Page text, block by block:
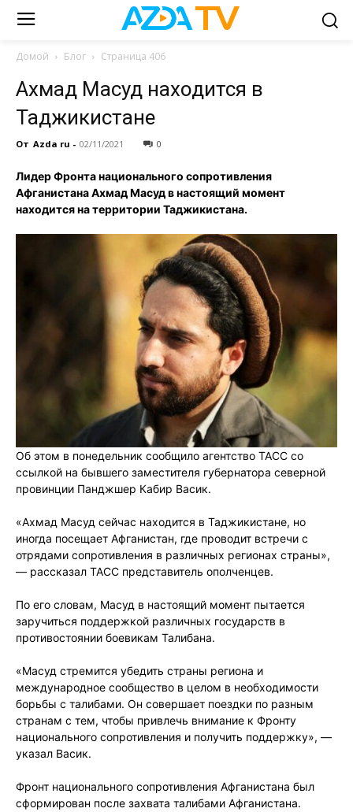
Домой Блог Страница 406
Ахмад Масуд находится в
Таджикистане
От Azda ru - 02/11/2021 0
Лидер Фронта национального сопротивления
Афганистана Ахмад Масуд в настоящий момент
находится на территории Таджикистана.
Об этом в понедельник сообщило агентство ТАСС со
ссылкой на бывшего заместителя губернатора северной
провинции Панджшер Кабир Васик.
«Ахмад Масуд сейчас находится в Таджикистане, но
иногда посещает Афганистан, где проводит встречи с
отрядами сопротивления в различных регионах страны»,
— рассказал ТАСС представитель ополченцев.
По его словам, Масуд в настоящий момент пытается
заручиться поддержкой различных государств в
противостоянии боевикам Талибана.
«Масуд стремится убедить страны региона и
международное сообщество в целом в необходимости
борьбы с талибами. Он совершает поездки по разным
странам с тем, чтобы привлечь внимание к Фронту
национального сопротивления и получить поддержку», —
указал Васик.
Фронт национального сопротивления Афганистана был
сформирован после захвата талибами Афганистана.